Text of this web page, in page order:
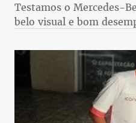
Testamos o Mercedes-
belo visual e bom